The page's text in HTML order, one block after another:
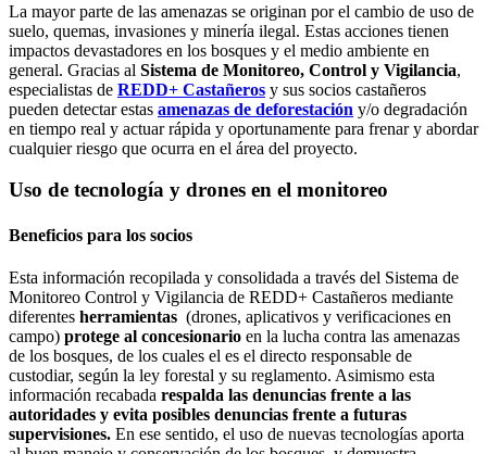
La mayor parte de las amenazas se originan por el cambio de uso de
suelo, quemas, invasiones y minería ilegal. Estas acciones tienen
impactos devastadores en los bosques y el medio ambiente en
general. Gracias al Sistema de Monitoreo, Control y Vigilancia,
especialistas de REDD+ Castañeros y sus socios castañeros
pueden detectar estas amenazas de deforestación y/o degradación
en tiempo real y actuar rápida y oportunamente para frenar y abordar
cualquier riesgo que ocurra en el área del proyecto.
Uso de tecnología y drones en el monitoreo
Beneficios para los socios
Esta información recopilada y consolidada a través del Sistema de
Monitoreo Control y Vigilancia de REDD+ Castañeros mediante
diferentes herramientas (drones, aplicativos y verificaciones en
campo) protege al concesionario en la lucha contra las amenazas
de los bosques, de los cuales el es el directo responsable de
custodiar, según la ley forestal y su reglamento. Asimismo esta
información recabada respalda las denuncias frente a las
autoridades y evita posibles denuncias frente a futuras
supervisiones. En ese sentido, el uso de nuevas tecnologías aporta